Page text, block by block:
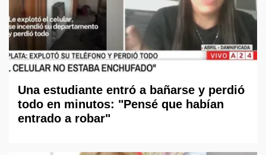
Una estudiante entró a bañarse y perdió
todo en minutos: "Pensé que habían
entrado a robar"